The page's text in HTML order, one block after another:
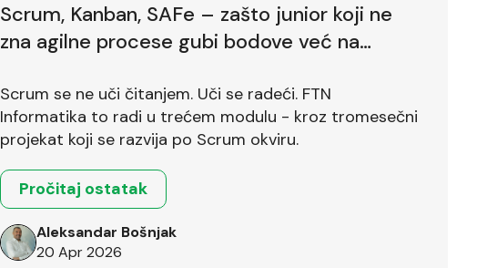
Scrum, Kanban, SAFe – zašto junior koji ne
zna agilne procese gubi bodove već na
Scrum se ne uči čitanjem. Uči se radeći. FTN
Informatika to radi u trećem modulu - kroz tromesečni
projekat koji se razvija po Scrum okviru.
Pročitaj ostatak
Aleksandar Bošnjak
20 Apr 2026